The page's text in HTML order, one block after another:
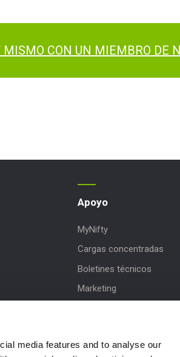
media features and to analyse our
CON UN MIEMBRO DE
Apoyo
MyNifty
Cargas concentradas
Boletines técnicos
Marketing
NiftyPRO